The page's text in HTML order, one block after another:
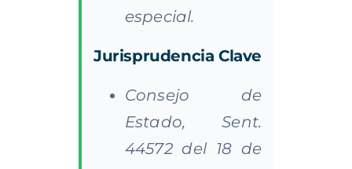
especial.
Jurisprudencia Clave
Consejo de
Estado, Sent.
44572 del 18 de